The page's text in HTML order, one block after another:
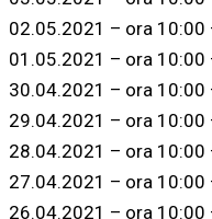
02.05.2021 – ora 10:00
01.05.2021 – ora 10:00
30.04.2021 – ora 10:00
29.04.2021 – ora 10:00
28.04.2021 – ora 10:00
27.04.2021 – ora 10:00
26.04.2021 – ora 10:00